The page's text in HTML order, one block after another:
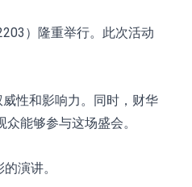
）隆重举行。此次活动
性和影响力。同时，财华
能够参与这场盛会。
演讲。